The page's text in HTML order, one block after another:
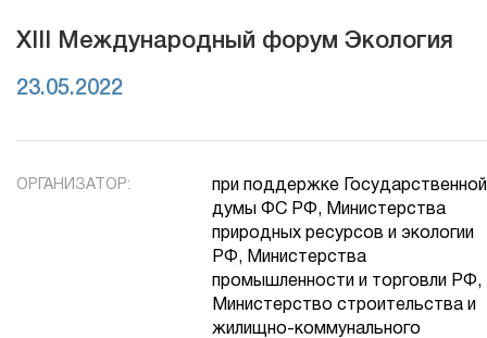
XIII Международный форум Экология
23.05.2022
ОРГАНИЗАТОР:
при поддержке Государственной
думы ФС РФ, Министерства
природных ресурсов и экологии
РФ, Министерства
промышленности и торговли РФ,
Министерство строительства и
жилищно-коммунального